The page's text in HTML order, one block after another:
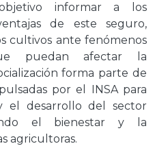
informar a los
de este seguro,
cultivos ante fenómenos
puedan afectar la
forma parte de
por el INSA para
el desarrollo del sector
el bienestar y la
agricultoras.